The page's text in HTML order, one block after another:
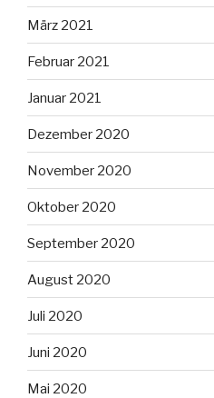
März 2021
Februar 2021
Januar 2021
Dezember 2020
November 2020
Oktober 2020
September 2020
August 2020
Juli 2020
Juni 2020
Mai 2020